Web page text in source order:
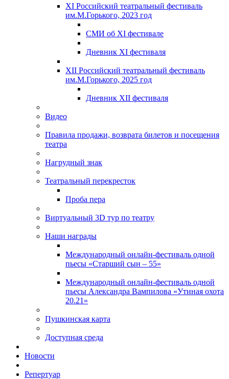
XI Российский театральный фестиваль
им.М.Горького, 2023 год
СМИ об XI фестивале
Дневник XI фестиваля
XII Российский театральный фестиваль
им.М.Горького, 2025 год
Дневник XII фестиваля
Видео
Правила продажи, возврата билетов и посещения
театра
Нагрудный знак
Театральный перекресток
Проба пера
Виртуальный 3D тур по театру
Наши награды
Международный онлайн-фестиваль одной
пьесы «Старший сын – 55»
Международный онлайн-фестиваль одной
пьесы Александра Вампилова «Утиная охота
20.21»
Пушкинская карта
Доступная среда
Новости
Репертуар